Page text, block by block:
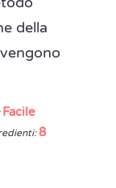
della
Facile
8